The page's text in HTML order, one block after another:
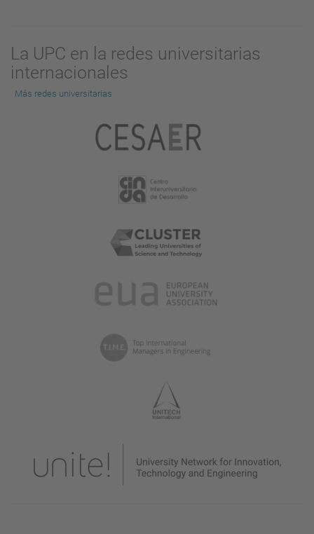
La UPC en la redes universitarias
internacionales
Más redes universitarias